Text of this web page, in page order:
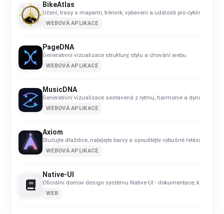
BikeAtlas
Učení, trasy s mapami, trénink, vybavení a události pro cyklisty na
WEBOVÁ APLIKACE
PageDNA
Generativní vizualizace struktury, stylu a chování webu.
WEBOVÁ APLIKACE
MusicDNA
Generativní vizualizace sestavená z rytmu, harmonie a dynamiky
WEBOVÁ APLIKACE
Axiom
Slučujte dlaždice, nabíjejte barvy a spouštějte výbušné řetězové
WEBOVÁ APLIKACE
Native-UI
Oficiální domov design systému Native-UI - dokumentace,
WEB